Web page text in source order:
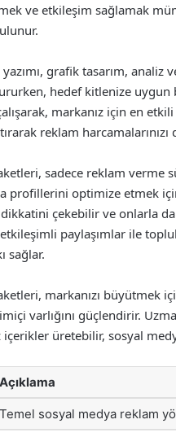
ve etkileşim sağlamak
grafik tasarım,
hedef kitlenize
markanız için en
reklam
sadece reklam verme
profillerini optimize etmek
dikkatini çekebilir ve onlarla
paylaşımlar ile
sağlar.
markanızı büyütmek
varlığını güçlendirir.
içerikler üretebilir, sosyal
Açıklama
Temel sosyal medya reklam